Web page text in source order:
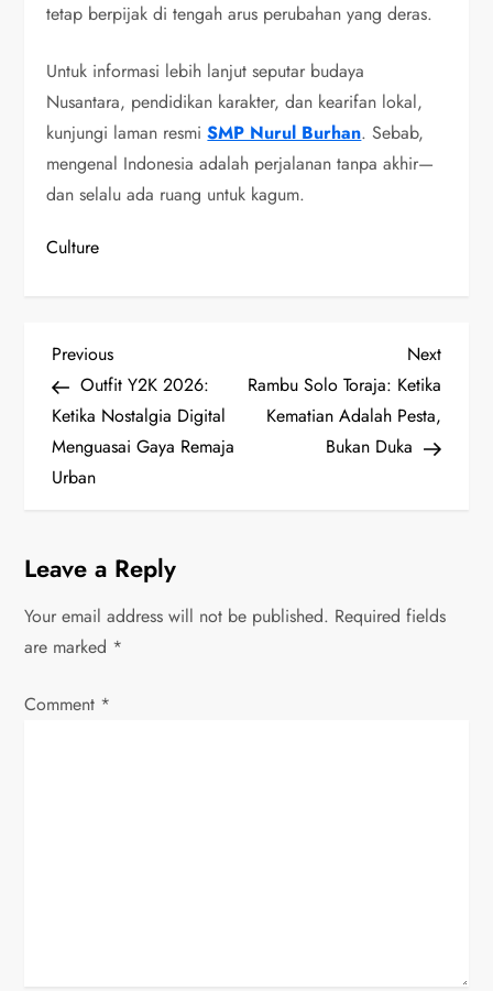
tetap berpijak di tengah arus perubahan yang deras.
Untuk informasi lebih lanjut seputar budaya
Nusantara, pendidikan karakter, dan kearifan lokal,
kunjungi laman resmiSMP Nurul Burhan. Sebab,
mengenal Indonesia adalah perjalanan tanpa akhir—
dan selalu ada ruang untuk kagum.
Culture
P
o
s
n
a
v
i
Previous
Post
Previous
Outfit Y2K 2026:
Ketika Nostalgia Digital
Menguasai Gaya Remaja
Urban
Next
Post
Next
Rambu Solo Toraja: Ketika
Kematian Adalah Pesta,
Bukan Duka
Leave a Reply
Your email address will not be published. Required fields
are marked *
Comment *